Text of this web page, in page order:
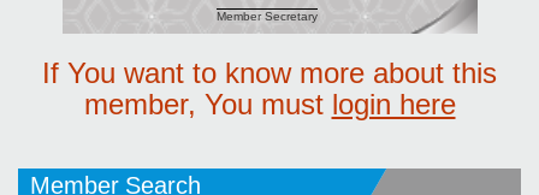
Member Secretary
If You want to know more about this
member, You must login here
Member Search